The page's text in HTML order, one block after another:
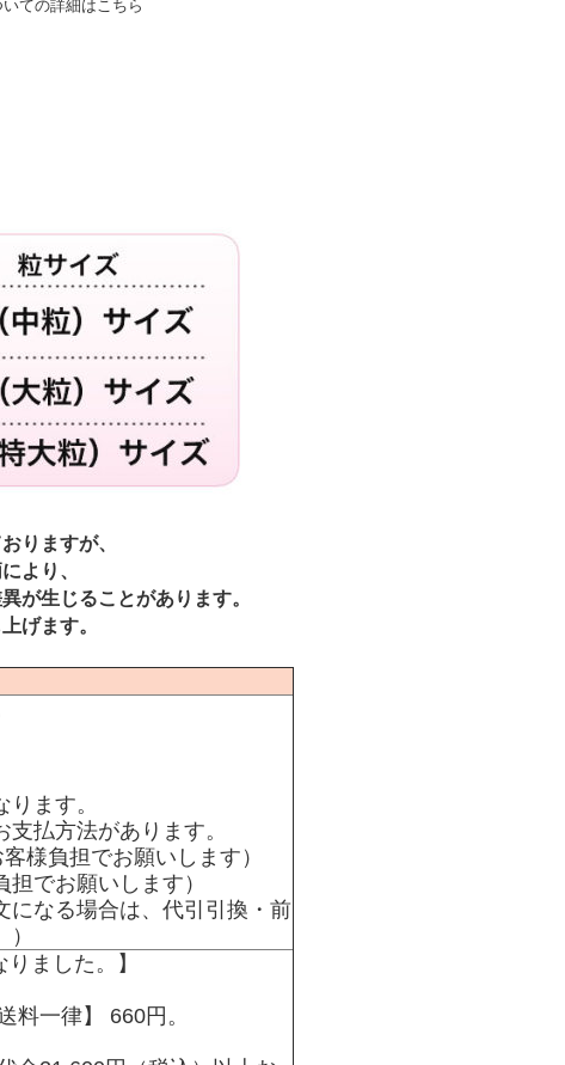
ての詳細はこちら
りますが、
より、
が生じることがあります。
げます。
ます。
払方法があります。
様負担でお願いします）
でお願いします）
なる場合は、代引引換・前
ました。】
料一律】 660円 。